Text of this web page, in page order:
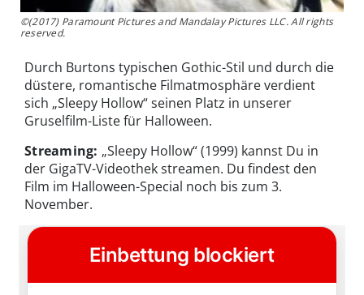
©(2017) Paramount Pictures and Mandalay Pictures LLC. All rights
reserved.
Durch Burtons typischen Gothic-Stil und durch die
düstere, romantische Filmatmosphäre verdient
sich „Sleepy Hollow“ seinen Platz in unserer
Gruselfilm-Liste für Halloween.
Streaming: „Sleepy Hollow“ (1999) kannst Du in
der GigaTV-Videothek streamen. Du findest den
Film im Halloween-Special noch bis zum 3.
November.